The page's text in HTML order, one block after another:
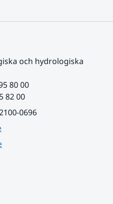
och hydrologiska
80 00
82 00
0696